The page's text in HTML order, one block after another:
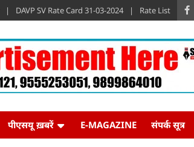
DAVP SV Rate Card 31-03-2024 Rate List
पीएसयू ख़बरें E-MAGAZINE संपर्क सूत्र